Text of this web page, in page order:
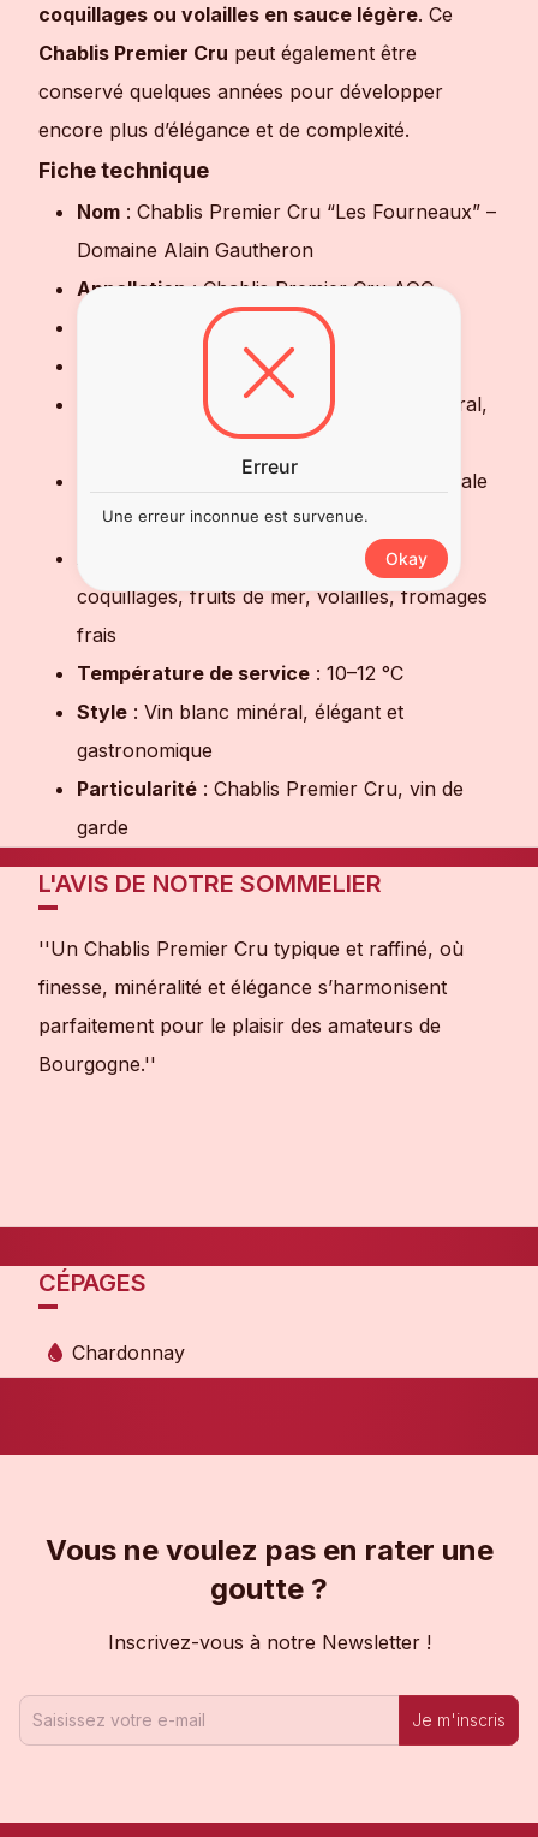
coquillages ou volailles en sauce légère. Ce
Chablis Premier Cru peut également être
conservé quelques années pour développer
encore plus d’élégance et de complexité.
Fiche technique
Nom : Chablis Premier Cru “Les Fourneaux” –
Domaine Alain Gautheron
Appellation: Chablis Premier Cru AOC
: Bourgogne – Chablis
: Chardonnay
: Fruits blancs, fleurs blanches, minéral,
iodé, notes toastées
: Fraîche, équilibrée, minérale, finale
saline et persistante
: Poissons grillés,
coquillages, fruits de mer, volailles, fromages
frais
Température de service : 10–12 °C
Style : Vin blanc minéral, élégant et
gastronomique
Particularité : Chablis Premier Cru, vin de
garde
L'AVIS DE NOTRE SOMMELIER
''Un Chablis Premier Cru typique et raffiné, où
finesse, minéralité et élégance s’harmonisent
parfaitement pour le plaisir des amateurs de
Bourgogne.''
CÉPAGES
Chardonnay
Vous ne voulez pas en rater une
goutte ?
Inscrivez-vous à notre Newsletter !
Je m'inscris
Erreur
Une erreur inconnue est survenue.
Okay